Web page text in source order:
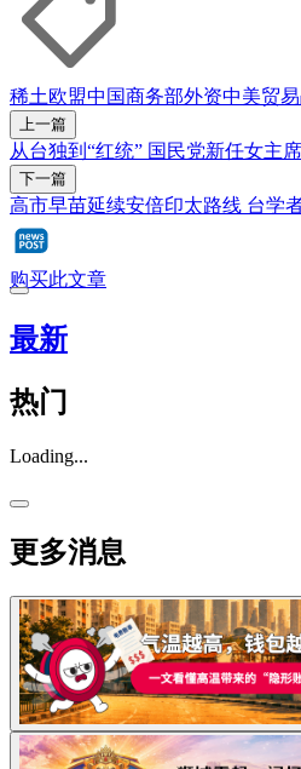
稀土欧盟中国商务部外资中美贸
上一篇
从台独到“红统” 国民党新任女主
下一篇
高市早苗延续安倍印太路线 台学
购买此文章
最新
热门
Loading...
更多消息